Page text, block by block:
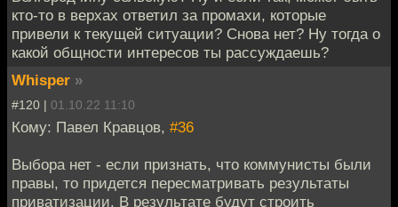
кто-то в верхах ответил за промахи, которые
привели к текущей ситуации? Снова нет? Ну тогда о
какой общности интересов ты рассуждаешь?
Whisper »
#120 | 01.10.22 11:10
Кому: Павел Кравцов, #36
Выбора нет - если признать, что коммунисты были
правы, то придется пересматривать результаты
приватизации. В результате будут строить